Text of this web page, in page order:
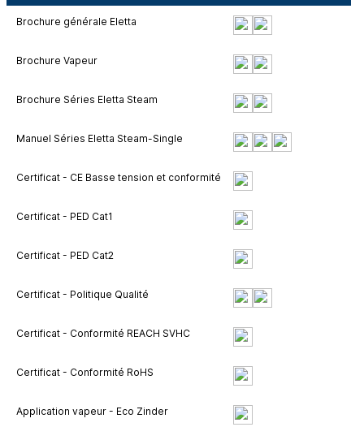
Brochure générale Eletta
Brochure Vapeur
Brochure Séries Eletta Steam
Manuel Séries Eletta Steam-Single
Certificat - CE Basse tension et conformité
Certificat - PED Cat1
Certificat - PED Cat2
Certificat - Politique Qualité
Certificat - Conformité REACH SVHC
Certificat - Conformité RoHS
Application vapeur - Eco Zinder